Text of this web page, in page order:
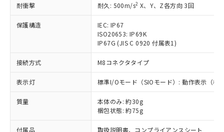
耐衝撃 耐久: 500m/s2 X、Y、Z各方向 3回
保護構造
IEC: IP67
ISO20653: IP69K
IP67G (JIS C 0920 付属表1)
接続方式 M8コネクタタイプ
表示灯 標準I/Oモード（SIOモード）: 動作表示（
質量
本体のみ: 約30g
梱包状態: 約75g
付属品 取扱説明書、コンプライアンスシート
タに基づき作成されるものであり、閲
準価格とは異なる場合があることをご
了承ください。
正式な納期状況および標準価格はお客
様のお取引先、またはお客様担当のオ
ムロン制御機器販売店・当社販売員に
ご相談ください。
オムロン制御機器販売店や当社販売拠
販売ネットワーク
在庫状況および標準価格結果を当社の
*EU RoHS指令（10物質）：
鉛(Pb) 1000ppm以下、 水銀(Hg) 1000ppm以下、 カド
六価クロム(Cr(Ⅵ)) 1000ppm以下、ポリ臭化ビフェニル
類(PBB) 1000ppm以下、ポリ臭化ジフェニルエーテル類
(PBDE) 1000ppm以下、フタル酸ビス(2-エチルヘキシ
ル) (DEHP)(別名：DOP) 1000ppm以下、フタル酸ブチ
（DBP） 1000ppm以下、フタル酸ジイソブチル
(DIBP) 1000ppm以下
但し、RoHS指令で産業用監視および制御機器に対する
フタル酸エステル類の４物質については閾値を超える意
図的な使用がないことを確認しています。
ム) : 100ppm、
Cr(Ⅵ)(六価クロム) : 1000ppm、 PBBs(ポリ臭化ビフェ
ニル類) : 1000ppm、 PBDEs(ポリ臭化ジフェニルエーテ
イソブチル) : 1000ppm、 BBP(フタル酸ブチルベンジ
DEHP(フタル酸ビス(2-エチルヘキシル)) : 1000ppm
※2 環境保護使用期限
または国外への提供する場合は、日本
国政府の輸出許可(または役務取引許
可)を取得するなどの必要な手続きを
当社は規制貨物を破棄する場合は、完
全に破砕するなど、違法に輸出されな
当社は貴社製品を、核兵器、ミサイ
ル、化学兵器、生物兵器またはその他
武器並びにこれらの製造装置等に一切
使用いたしません。
当社は、貴社製品を第三者に販売する
一定数以上の在庫あり
一定数には満たないが在庫あり
在庫なし(最新の在庫状況につ
いては、お客様のお取引先、ま
たはお客様担当のオムロン制御
機器販売店・当社販売員にご確